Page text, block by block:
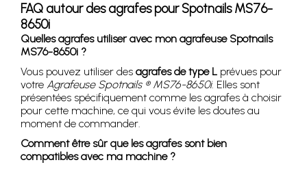
FAQ autour des agrafes pour Spotnails MS76-
8650i
Quelles agrafes utiliser avec mon agrafeuse Spotnails
MS76-8650i ?
Vous pouvez utiliser des agrafes de type L prévues pour
votre Agrafeuse Spotnails ® MS76-8650i. Elles sont
présentées spécifiquement comme les agrafes à choisir
pour cette machine, ce qui vous évite les doutes au
moment de commander.
Comment être sûr que les agrafes sont bien
compatibles avec ma machine ?